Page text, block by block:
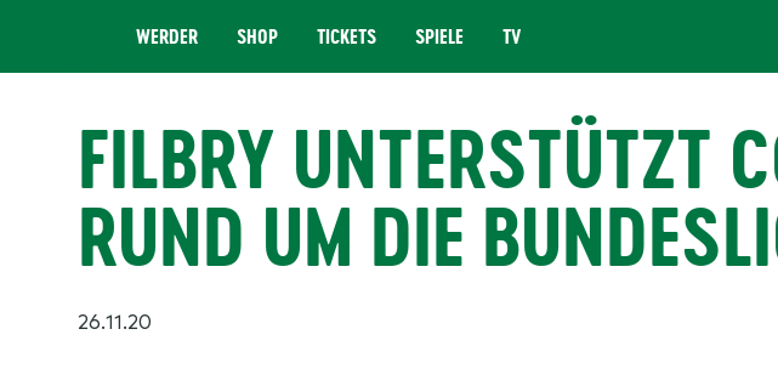
WERDER SHOP TICKETS SPIELE TV
FILBRY UNTERSTÜTZT
RUND UM DIE
26.11.20